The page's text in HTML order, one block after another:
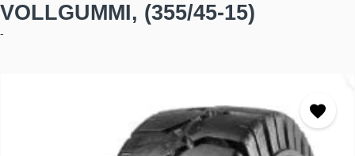
VOLLGUMMI, (355/45-15)
-